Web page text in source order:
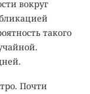
вокруг
такого
Почти